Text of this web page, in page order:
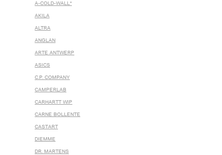
A-COLD-WALL*
AKILA
ALTRA
ANGLAN
ARTE ANTWERP
ASICS
C.P. COMPANY
CAMPERLAB
CARHARTT WIP
CARNE BOLLENTE
CASTART
DIEMME
DR. MARTENS